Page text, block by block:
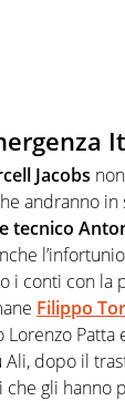
Jacobs
andranno
tecnico
i conti con la
Filippo
Patta
dopo il
gli hanno